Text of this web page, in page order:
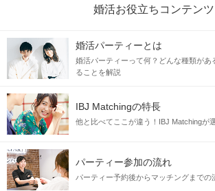
相手の好みを尊重し合える二人
「お互いの大切なものを一緒に大事に
そんな"温かい関係 "を築いてい
一緒にいると毎日が楽しくな
婚活お役立ちコンテンツ
婚活パーティーとは
婚活パーティーって何？どんな種類があ
ることを解説
IBJ Matchingの特長
他と比べてここが違う！IBJ Matchingが
パーティー参加の流れ
パーティー予約後からマッチングまでの